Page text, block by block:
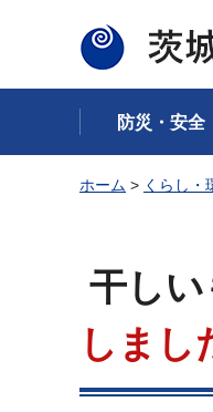
茨城県
防災・安全
ホーム > くらし・
干し
しまし